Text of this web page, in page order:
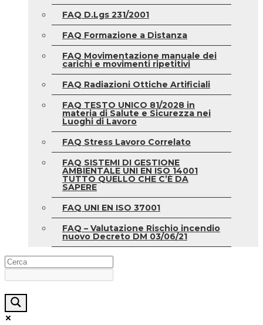
FAQ D.Lgs 231/2001
FAQ Formazione a Distanza
FAQ Movimentazione manuale dei
carichi e movimenti ripetitivi
FAQ Radiazioni Ottiche Artificiali
FAQ TESTO UNICO 81/2028 in
materia di Salute e Sicurezza nei
Luoghi di Lavoro
FAQ Stress Lavoro Correlato
FAQ SISTEMI DI GESTIONE
AMBIENTALE UNI EN ISO 14001
TUTTO QUELLO CHE C’È DA
SAPERE
FAQ UNI EN ISO 37001
FAQ – Valutazione Rischio incendio
nuovo Decreto DM 03/06/21